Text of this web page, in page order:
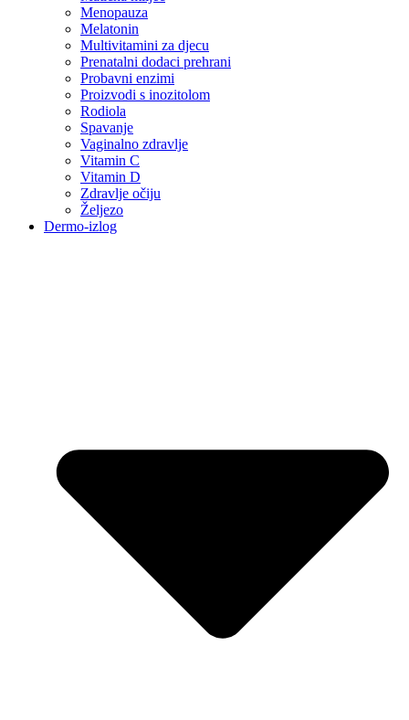
Menopauza
Melatonin
Multivitamini za djecu
Prenatalni dodaci prehrani
Probavni enzimi
Proizvodi s inozitolom
Rodiola
Spavanje
Vaginalno zdravlje
Vitamin C
Vitamin D
Zdravlje očiju
Željezo
Dermo-izlog